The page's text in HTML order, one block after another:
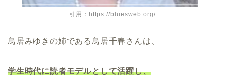
引用：https://bluesweb.org/
鳥居みゆきの姉である鳥居千春さんは、
学生時代に読者モデルとして活躍し、